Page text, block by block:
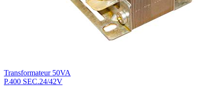
Transformateur 50VA
P.400 SEC.24/42V